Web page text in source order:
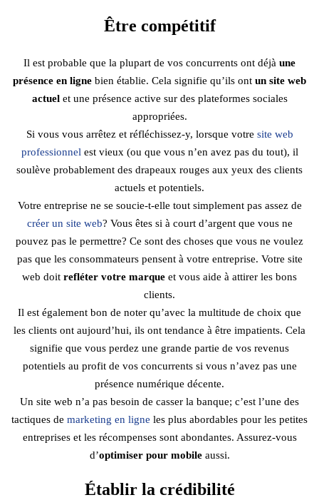
Être compétitif
Il est probable que la plupart de vos concurrents ont déjà une
présence en ligne bien établie. Cela signifie qu’ils ont un site web
actuelet une présence active sur des plateformes sociales
appropriées.
Si vous vous arrêtez et réfléchissez-y, lorsque votre site web
professionnel est vieux (ou que vous n’en avez pas du tout), il
soulève probablement des drapeaux rouges aux yeux des clients
actuels et potentiels.
Votre entreprise ne se soucie-t-elle tout simplement pas assez de
créer un site web? Vous êtes si à court d’argent que vous ne
pouvez pas le permettre? Ce sont des choses que vous ne voulez
pas que les consommateurs pensent à votre entreprise. Votre site
web doit refléter votre marque et vous aide à attirer les bons
clients.
Il est également bon de noter qu’avec la multitude de choix que
les clients ont aujourd’hui, ils ont tendance à être impatients. Cela
signifie que vous perdez une grande partie de vos revenus
potentiels au profit de vos concurrents si vous n’avez pas une
présence numérique décente.
Un site web n’a pas besoin de casser la banque; c’est l’une des
tactiques de marketing en ligne les plus abordables pour les petites
entreprises et les récompenses sont abondantes. Assurez-vous
d’optimiser pour mobileaussi.
Établir la crédibilité